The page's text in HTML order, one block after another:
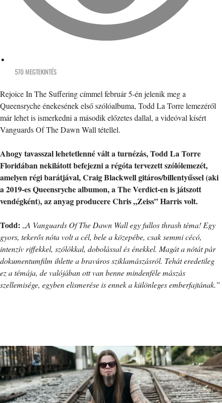
570 MEGTEKINTÉS
Rejoice In The Suffering címmel február 5-én jelenik meg a
Queensryche énekesének első szólóalbuma, Todd La Torre lemezéről
már lehet is ismerkedni a második előzetes dallal, a videóval kísért
Vanguards Of The Dawn Wall tétellel.
Ahogy tavasszal lehetetlenné vált a turnézás, Todd La Torre
Floridában nekilátott befejezni a régóta tervezett szólólemezét,
amelyen régi barátjával, Craig Blackwell gitáros/billentyűssel (aki
a 2019-es Queensryche albumon, a The Verdict-en is játszott
vendégként), az anyag producere Chris „Zeiss” Harris volt.
Todd: „A Vanguards Of The Dawn Wall egy fullos thrash téma! Egy
gyors, tekerős nóta volt a cél, bele a közepébe, csak semmi cécó,
intenzív riffekkel, szólókkal, dobolással és énekkel. Magát a nótát pár
dokumentumfilm ihlette a bravúros sziklamászásról. Tehát eredetileg
ez a témája, de valójában ott van benne mindenféle mászás
szellemisége, egyben elismerése is ennek a különleges emberfajtának.”